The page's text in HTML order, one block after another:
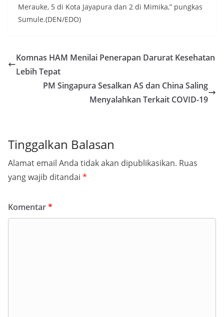
Merauke, 5 di Kota Jayapura dan 2 di Mimika,” pungkas
Sumule.(DEN/EDO)
Komnas HAM Menilai Penerapan Darurat Kesehatan
Lebih Tepat
PM Singapura Sesalkan AS dan China Saling
Menyalahkan Terkait COVID-19
Tinggalkan Balasan
Alamat email Anda tidak akan dipublikasikan. Ruas
yang wajib ditandai *
Komentar*